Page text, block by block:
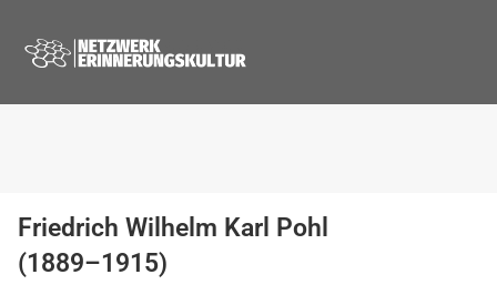
Friedrich Wilhelm Karl Pohl
(1889–1915)